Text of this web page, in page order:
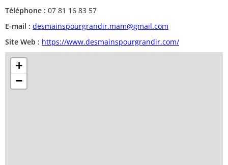
Téléphone : 07 81 16 83 57
E-mail : desmainspourgrandir.mam@gmail.com
Site Web : https://www.desmainspourgrandir.com/
+
−